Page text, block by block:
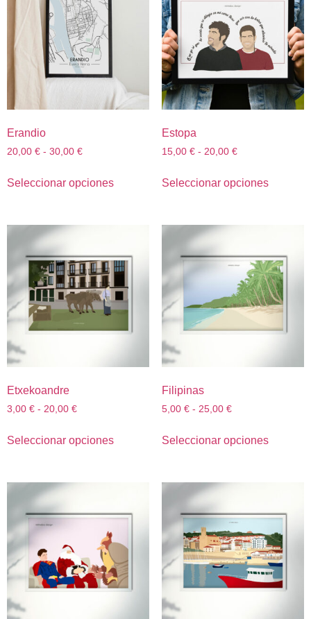
Erandio
20,00 € - 30,00 €
Seleccionar opciones
Estopa
15,00 € - 20,00 €
Seleccionar opciones
Etxekoandre
3,00 € - 20,00 €
Seleccionar opciones
Filipinas
5,00 € - 25,00 €
Seleccionar opciones